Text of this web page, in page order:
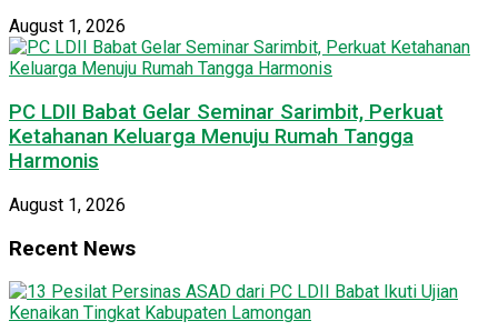
August 1, 2026
PC LDII Babat Gelar Seminar Sarimbit, Perkuat
Ketahanan Keluarga Menuju Rumah Tangga
Harmonis
August 1, 2026
Recent News